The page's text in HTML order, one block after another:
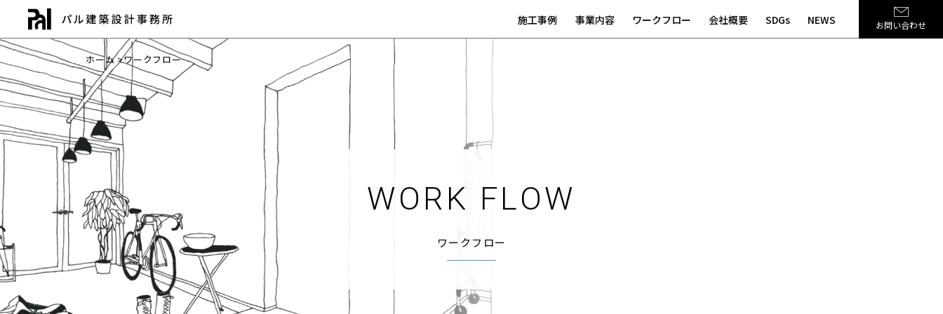
施工事例 事業内容 ワークフロー 会社概要 SDGs NEWS お問い合わせ
ホーム>ワークフロー
WORK FLOW
ワークフロー